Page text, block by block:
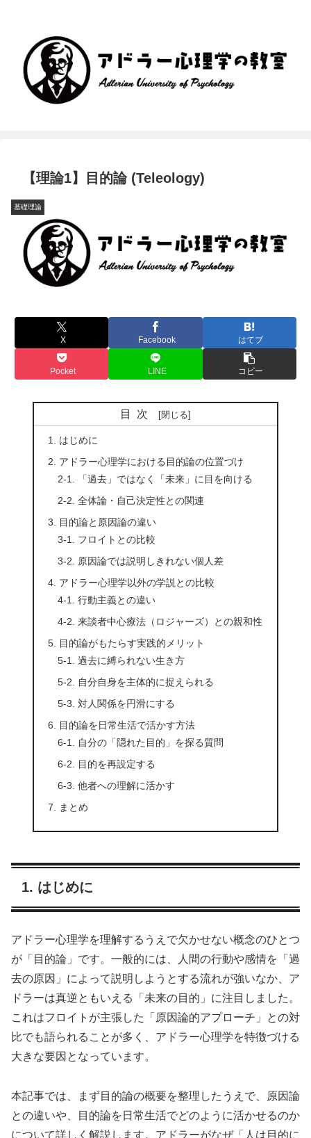
【理論1】目的論 (Teleology)
基礎理論
X Facebook はてブ
Pocket LINE コピー
目次
1. はじめに
2. アドラー心理学における目的論の位置づけ
2-1. 「過去」ではなく「未来」に目を向ける
2-2. 全体論・自己決定性との関連
3. 目的論と原因論の違い
3-1. フロイトとの比較
3-2. 原因論では説明しきれない個人差
4. アドラー心理学以外の学説との比較
4-1. 行動主義との違い
4-2. 来談者中心療法（ロジャーズ）との親和性
5. 目的論がもたらす実践的メリット
5-1. 過去に縛られない生き方
5-2. 自分自身を主体的に捉えられる
5-3. 対人関係を円滑にする
6. 目的論を日常生活で活かす方法
6-1. 自分の「隠れた目的」を探る質問
6-2. 目的を再設定する
6-3. 他者への理解に活かす
7. まとめ
1. はじめに
アドラー心理学を理解するうえで欠かせない概念のひとつ
が「目的論」です。一般的には、人間の行動や感情を「過
去の原因」によって説明しようとする流れが強いなか、ア
ドラーは真逆ともいえる「未来の目的」に注目しました。
これはフロイトが主張した「原因論的アプローチ」との対
比でも語られることが多く、アドラー心理学を特徴づける
大きな要因となっています。
本記事では、まず目的論の概要を整理したうえで、原因論
との違いや、目的論を日常生活でどのように活かせるのか
について詳しく解説します。アドラーがなぜ「人は目的に